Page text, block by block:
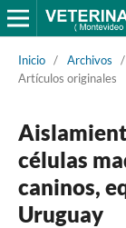
Inicio / Archivos /
Artículos originales
células
caninos,
Uruguay